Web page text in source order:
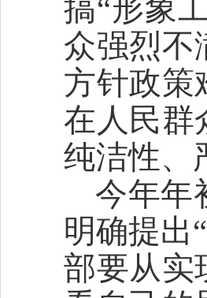
搞“形象
众强烈不
方针政策
在人民群
纯洁性、
今年年
明确提出
部要从实